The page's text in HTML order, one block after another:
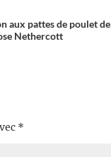
aux pattes de poulet de
Nethercott
*